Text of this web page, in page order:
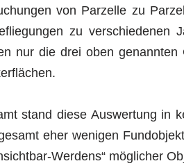
von Parzelle zu
zu verschiedenen
nur die drei oben
stand diese Auswertung in
eher wenigen
Werdens“ möglicher